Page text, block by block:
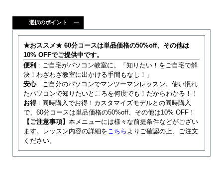
選択のポイント
★おススメ★ 60分コースは単品価格の50%off、その他は
10% OFFでご提供中です。
便利 : ご自宅がパソコン教室に。「知りたい！をご自宅で解
決！わざわざ教室に出かける手間もなし！」
安心: ご自分のパソコンでマンツーマンレッスン。使い慣れ
たパソコンで知りたいところを何度でも！だからわかる！！
お得: 同時購入でお得！カスタマイズモデルとの同時購入
で、60分コースは単品価格の50%off、その他は10% OFF！
【ご注意事項】 本メニューには様々な前提条件などがござい
ます。レッスン内容の詳細を こちら よりご確認の上、ご注文
ください。